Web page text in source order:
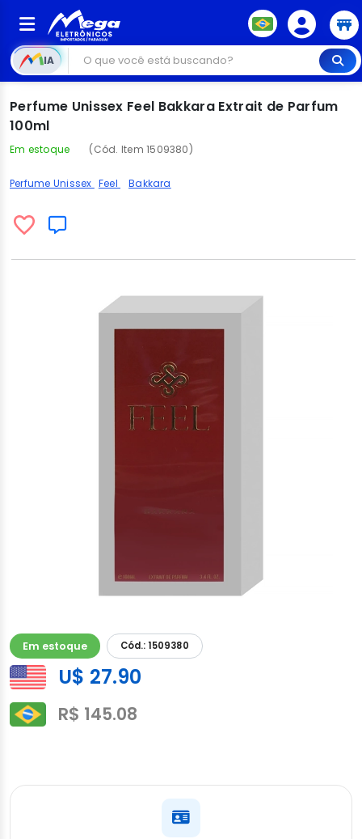
IA
Perfume Unissex Feel Bakkara Extrait de Parfum
100ml
Em estoque (Cód. Item 1509380)
Perfume Unissex Feel Bakkara
Em estoque Cód.: 1509380
U$ 27.90
R$ 145.08